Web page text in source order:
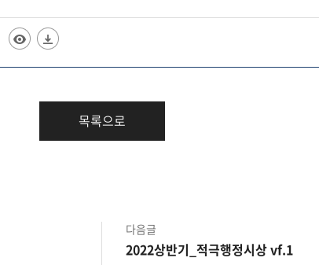
목록으로
다음글
2022상반기_적극행정시상 vf.1